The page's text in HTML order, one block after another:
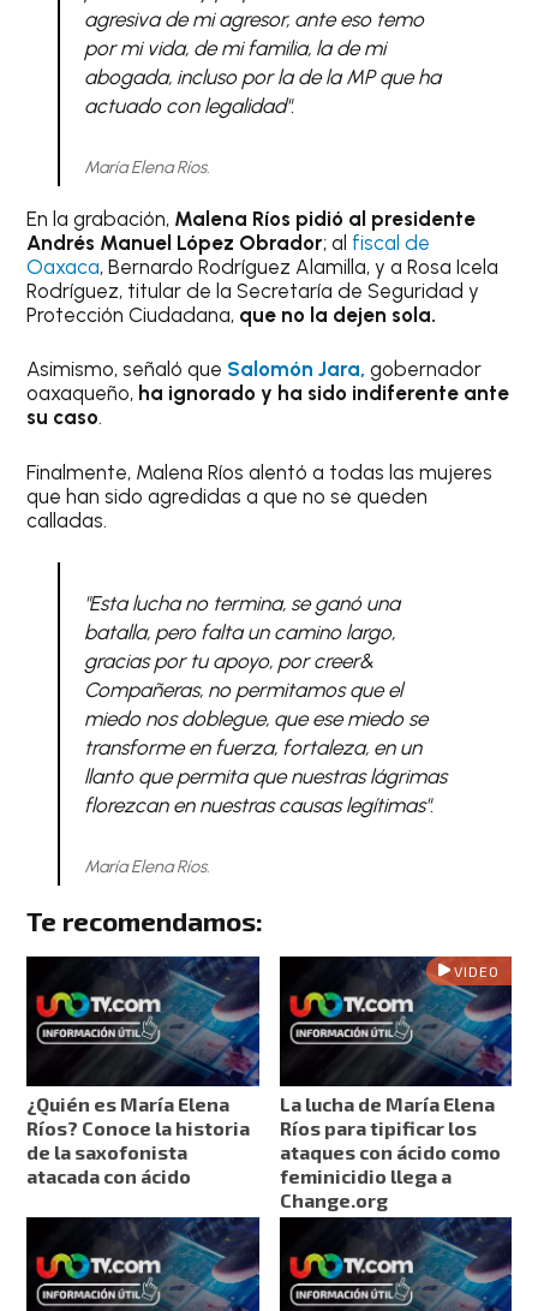
agresiva de mi agresor, ante eso temo
por mi vida, de mi familia, la de mi
abogada, incluso por la de la MP que ha
actuado con legalidad".
María Elena Ríos.
En la grabación, Malena Ríos pidió al presidente
Andrés Manuel López Obrador; al fiscal de
Oaxaca, Bernardo Rodríguez Alamilla, y a Rosa Icela
Rodríguez, titular de la Secretaría de Seguridad y
Protección Ciudadana, que no la dejen sola.
Asimismo, señaló que Salomón Jara, gobernador
oaxaqueño, ha ignorado y ha sido indiferente ante
su caso.
Finalmente, Malena Ríos alentó a todas las mujeres
que han sido agredidas a que no se queden
calladas.
"Esta lucha no termina, se ganó una
batalla, pero falta un camino largo,
gracias por tu apoyo, por creer&
Compañeras, no permitamos que el
miedo nos doblegue, que ese miedo se
transforme en fuerza, fortaleza, en un
llanto que permita que nuestras lágrimas
florezcan en nuestras causas legítimas".
María Elena Ríos.
Te recomendamos:
¿Quién es María Elena
Ríos? Conoce la historia
de la saxofonista
atacada con ácido
VIDEO
La lucha de María Elena
Ríos para tipificar los
ataques con ácido como
feminicidio llega a
Change.org